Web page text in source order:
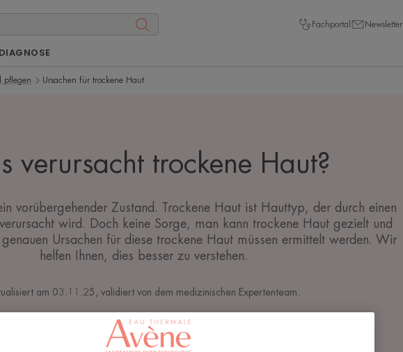
Fachportal Newsletter
DIAGNOSE
pflegen Ursachen für trockene Haut
verursacht trockene Haut?
vorübergehender Zustand. Trockene Haut ist Hauttyp, der durch einen
wird. Doch keine Sorge, man kann trockene Haut gezielt und
Ursachen für diese trockene Haut müssen ermittelt werden. Wir
helfen Ihnen, dies besser zu verstehen.
am 03.11.25 , validiert von dem medizinischen Expertenteam
Trockene Haut verstehen und pflegen